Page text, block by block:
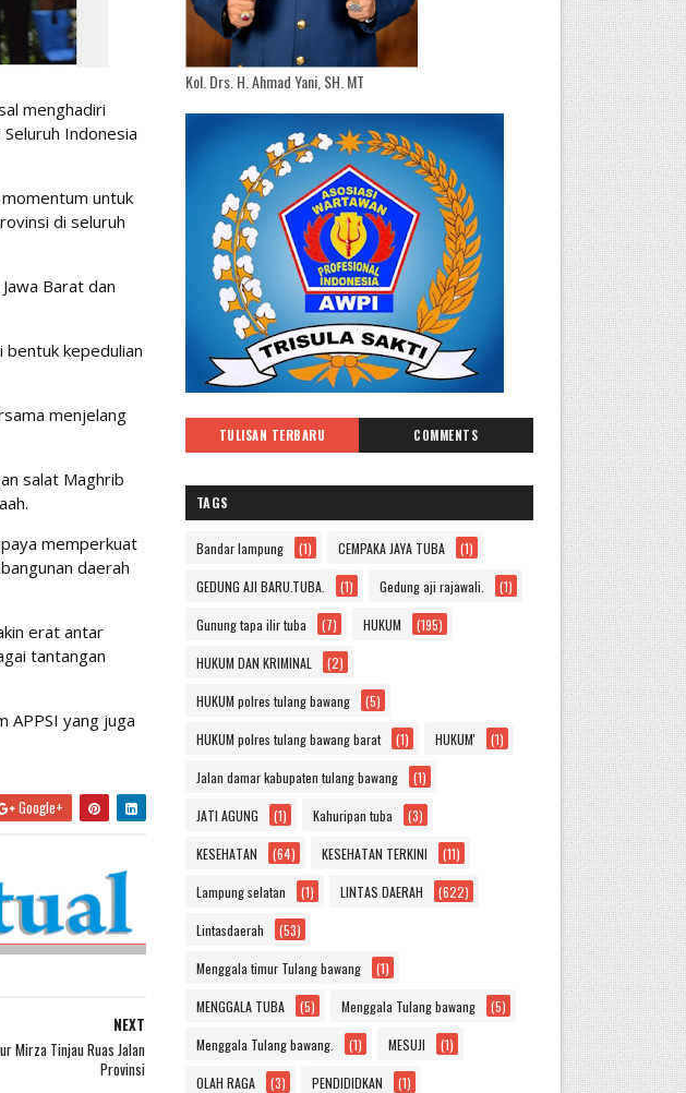
menghadiri
Indonesia
untuk
di seluruh
Barat dan
bentuk kepedulian
menjelang
salat Maghrib
memperkuat
daerah
erat antar
tantangan
APPSI yang juga
Google+
NEXT
Mirza Tinjau Ruas Jalan
Provinsi
Kol. Drs. H. Ahmad Yani, SH. MT
TULISAN TERBARU COMMENTS
TAGS
Bandar lampung (1) CEMPAKA JAYA TUBA (1)
GEDUNG AJI BARU.TUBA. (1) Gedung aji rajawali. (1)
Gunung tapa ilir tuba (7) HUKUM (195)
HUKUM DAN KRIMINAL (2)
HUKUM polres tulang bawang (5)
HUKUM polres tulang bawang barat (1) HUKUM' (1)
Jalan damar kabupaten tulang bawang (1)
JATI AGUNG (1) Kahuripan tuba (3)
KESEHATAN (64) KESEHATAN TERKINI (11)
Lampung selatan (1) LINTAS DAERAH (622)
Lintasdaerah (53)
Menggala timur Tulang bawang (1)
MENGGALA TUBA (5) Menggala Tulang bawang (5)
Menggala Tulang bawang. (1) MESUJI (1)
OLAH RAGA (3) PENDIDIDKAN (1)